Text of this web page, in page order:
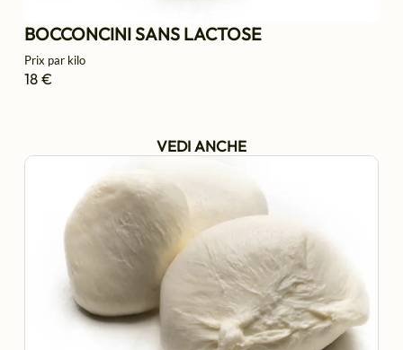
BOCCONCINI SANS LACTOSE
Prix par kilo
18 €
VEDI ANCHE